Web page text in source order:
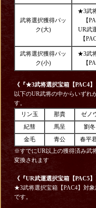
武将選択獲得パッ
ク(大)
★3武
【
UR武
【
武将選択獲得パッ
ク(小)
★3武
【
《『★3武将選択宝箱【PAC4】
以下のUR武将の中からいず
す。
リン玉
那貴 ゼノ
紀彗
馬呈 劉冬
金毛
青公 春平
※すでにUR以上の獲得済み武
変換されます
《『UR武運選択宝箱【PAC5】
★3武将選択宝箱【PAC4】対
です。